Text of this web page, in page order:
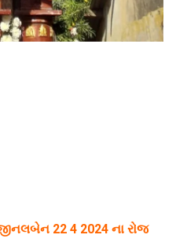
22 4 2024 ના રોજ